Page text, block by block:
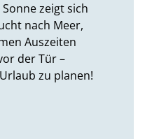
zeigt sich
nach Meer,
Auszeiten
der Tür –
zu planen!